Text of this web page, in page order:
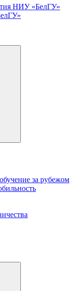
НИУ «БелГУ»
за рубежом